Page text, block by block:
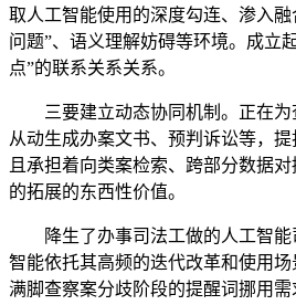
取人工智能使用的深度勾连、渗入
问题”、语义理解妨碍等环境。成
点”的联系关系关系。
三要建立动态协同机制。正在为
从动生成办案文书、预判诉讼等，
且承担着向类案检索、跨部分数据
的拓展的东西性价值。
降生了办事司法工做的人工智能
智能依托其高频的迭代改革和使用
满脚查察案分歧阶段的提醒词挪用